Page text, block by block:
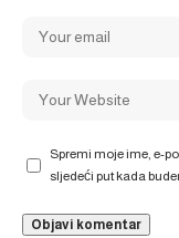
Spremi moje ime, e-
sljedeći put kada